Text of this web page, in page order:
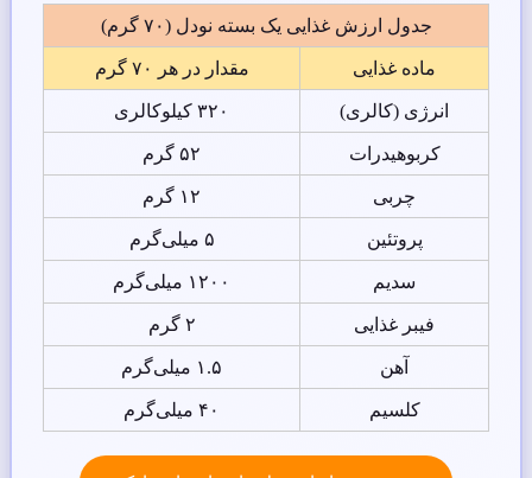
جدول ارزش غذایی یک بسته نودل (۷۰ گرم)
ماده غذایی مقدار در هر ۷۰ گرم
انرژی (کالری) ۳۲۰ کیلوکالری
کربوهیدرات ۵۲ گرم
چربی ۱۲ گرم
پروتئین ۵ میلی‌گرم
سدیم ۱۲۰۰ میلی‌گرم
فیبر غذایی ۲ گرم
آهن ۱.۵ میلی‌گرم
کلسیم ۴۰ میلی‌گرم